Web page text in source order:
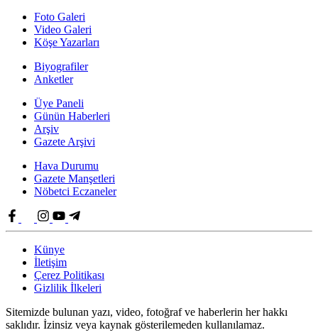
Foto Galeri
Video Galeri
Köşe Yazarları
Biyografiler
Anketler
Üye Paneli
Günün Haberleri
Arşiv
Gazete Arşivi
Hava Durumu
Gazete Manşetleri
Nöbetci Eczaneler
Künye
İletişim
Çerez Politikası
Gizlilik İlkeleri
Sitemizde bulunan yazı, video, fotoğraf ve haberlerin her hakkı
saklıdır. İzinsiz veya kaynak gösterilemeden kullanılamaz.